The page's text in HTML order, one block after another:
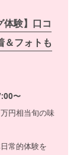
体験】口コ
＆フォトも
〜
円相当旬の味
常的体験を